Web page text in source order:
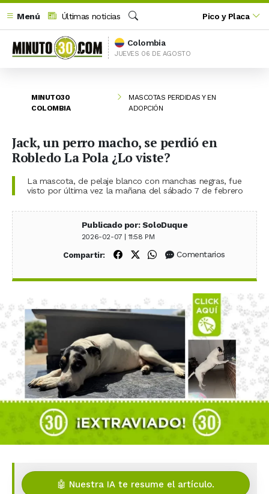
Menú
Últimas noticias
Buscar
Pico y Placa
Colombia
JUEVES 06 DE AGOSTO
MINUTO30
COLOMBIA
MASCOTAS PERDIDAS Y EN
ADOPCIÓN
Jack, un perro macho, se perdió en
Robledo La Pola ¿Lo viste?
La mascota, de pelaje blanco con manchas negras, fue
visto por última vez la mañana del sábado 7 de febrero
Publicado por: SoloDuque
2026-02-07 | 11:58 PM
Compartir: Compartir en Facebook
Compartir en X (Twitter)
Compartir en WhatsApp
Comentarios
🤖 Nuestra IA te resume el artículo.